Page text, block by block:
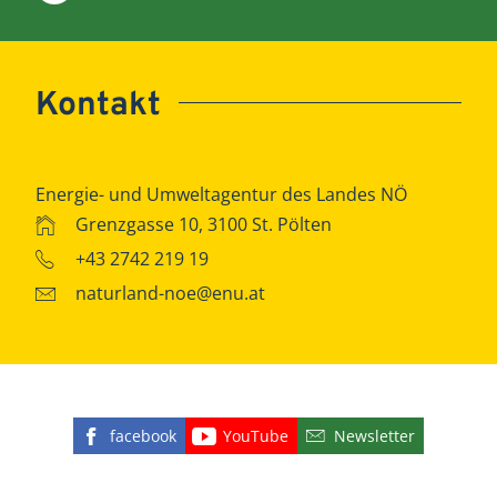
Kontakt
Energie- und Umweltagentur des Landes NÖ
Grenzgasse 10, 3100 St. Pölten
+43 2742 219 19
naturland-noe@enu.at
Finden Sie die eNu auf Facebook
facebook Besuchen Sie den
YouTube Abonnieren Sie
Newsletter